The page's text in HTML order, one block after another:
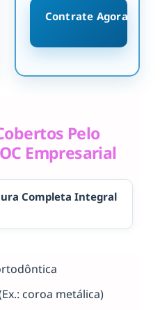
Contrate Agora
Pelo
Empresarial
Completa Integral
coroa metálica)